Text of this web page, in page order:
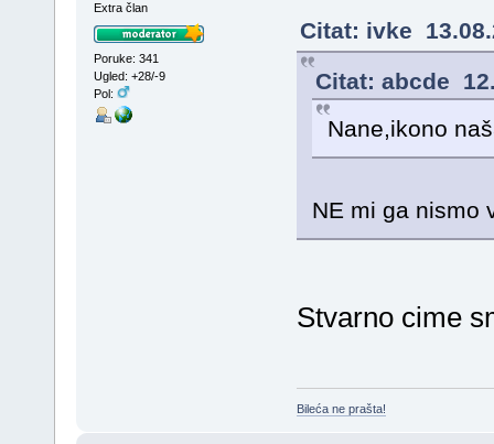
Extra član
Poruke: 341
Ugled: +28/-9
Pol:
Citat: ivke
Citat: abcde
Nane,ikono
NE mi ga nismo
Stvarno cime
Bileća ne prašta!